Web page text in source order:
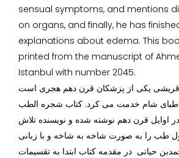
sensual symptoms, and mentions
on organs, and finally, he has
explanations about edema. This
printed from the manuscript of
Istanbul with number 2045.
قریشی یکی از پزشکان قرن دهم هجری است
شام خدمت می‌ کرد. کتاب شجره الطب
اوایل قرن دهم نوشته شده و نویسنده تلاش
طب را به صورت شاخه به شاخه و با زبانی
حیاتی در مقدمه کتاب ابتدا به تقسیمات